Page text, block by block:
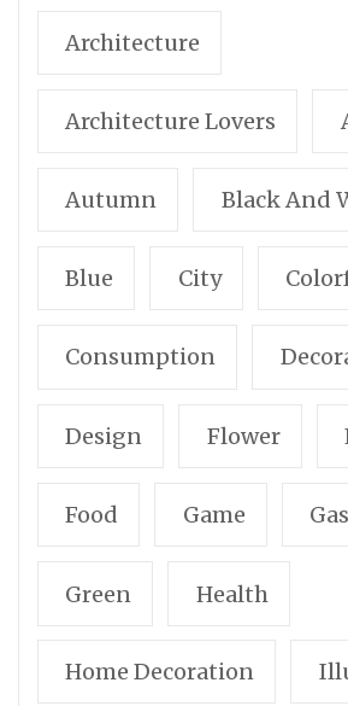
Architecture
Architecture Lovers
Autumn Black And
Blue City
Consumption
Design Flower
Food Game
Green Health
Home Decoration